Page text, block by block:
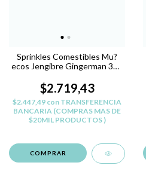
Sprinkles Comestibles Mu?
ecos Jengibre Gingerman 30g
$2.719,43
$2.447,49 con TRANSFERENCIA
BANCARIA (COMPRAS MAS DE
$20MIL PRODUCTOS )